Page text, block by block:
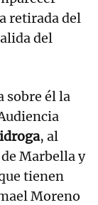
retirada del
del
sobre él la
, al
Marbella y
tienen
Moreno